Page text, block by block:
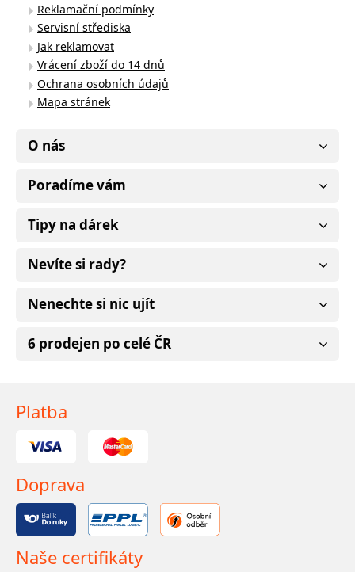
Reklamační podmínky
Servisní střediska
Jak reklamovat
Vrácení zboží do 14 dnů
Ochrana osobních údajů
Mapa stránek
O nás
Poradíme vám
Tipy na dárek
Nevíte si rady?
Nenechte si nic ujít
6 prodejen po celé ČR
Platba
Doprava
Naše certifikáty